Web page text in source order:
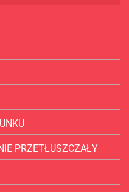
PRZETŁUSZCZAŁY